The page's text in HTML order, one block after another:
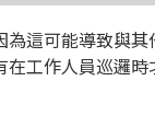
這可能導致與
工作人員巡邏